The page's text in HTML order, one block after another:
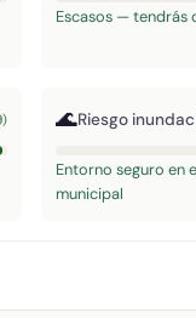
Escasos — tendrás
🌊Riesgo
Entorno seguro en
municipal